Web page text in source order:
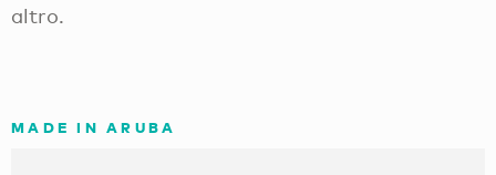
altro.
MADE IN ARUBA